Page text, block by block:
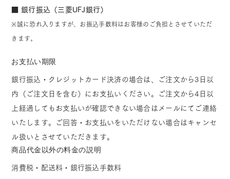
■ 銀行振込（三菱UFJ銀行）
※誠に恐れ入りますが、お振込手数料はお客様のご負担とさせていただ
きます。
お支払い期限
銀行振込・クレジットカード決済の場合は、ご注文から3日以
内（ご注文日を含む）にお支払いください。ご注文から4日以
上経過してもお支払いが確認できない場合はメールにてご連絡
いたします。ご回答・お支払いをいただけない場合はキャンセ
ル扱いとさせていただきます。
商品代金以外の料金の説明
消費税・配送料・銀行振込手数料